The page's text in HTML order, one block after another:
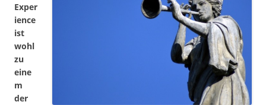
Exper
ience
ist
wohl
zu
eine
m
der